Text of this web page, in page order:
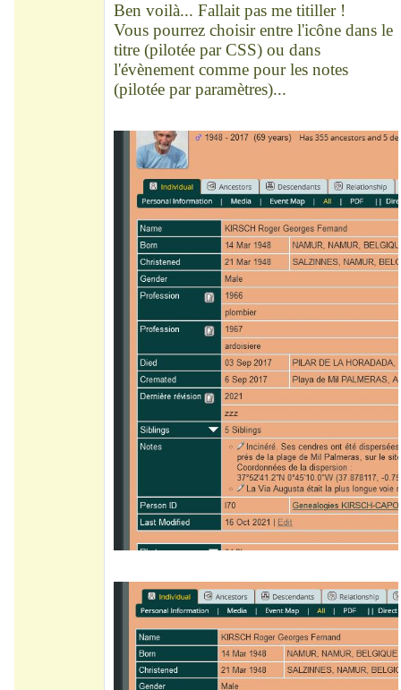
Ben voilà... Fallait pas me titiller !
Vous pourrez choisir entre l'icône dans le
titre (pilotée par CSS) ou dans
l'évènement comme pour les notes
(pilotée par paramètres)...